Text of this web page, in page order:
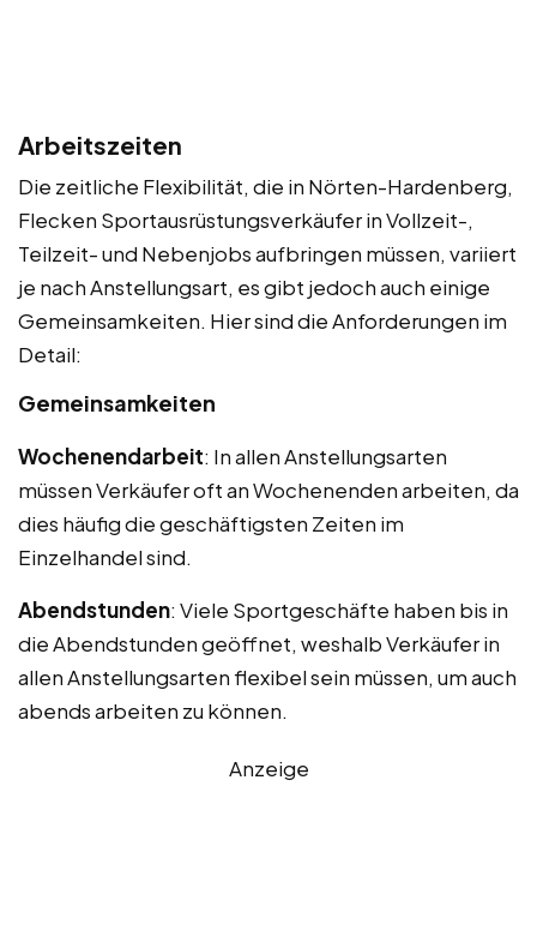
Arbeitszeiten
Die zeitliche Flexibilität, die in Nörten-Hardenberg,
Flecken Sportausrüstungsverkäufer in Vollzeit-,
Teilzeit- und Nebenjobs aufbringen müssen, variiert
je nach Anstellungsart, es gibt jedoch auch einige
Gemeinsamkeiten. Hier sind die Anforderungen im
Detail:
Gemeinsamkeiten
Wochenendarbeit: In allen Anstellungsarten
müssen Verkäufer oft an Wochenenden arbeiten, da
dies häufig die geschäftigsten Zeiten im
Einzelhandel sind.
Abendstunden: Viele Sportgeschäfte haben bis in
die Abendstunden geöffnet, weshalb Verkäufer in
allen Anstellungsarten flexibel sein müssen, um auch
abends arbeiten zu können.
Anzeige